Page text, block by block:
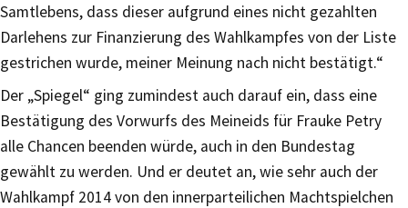
Samtlebens, dass dieser aufgrund eines nicht gezahlten
Darlehens zur Finanzierung des Wahlkampfes von der Liste
gestrichen wurde, meiner Meinung nach nicht bestätigt.“
Der „Spiegel“ ging zumindest auch darauf ein, dass eine
Bestätigung des Vorwurfs des Meineids für Frauke Petry
alle Chancen beenden würde, auch in den Bundestag
gewählt zu werden. Und er deutet an, wie sehr auch der
Wahlkampf 2014 von den innerparteilichen Machtspielchen